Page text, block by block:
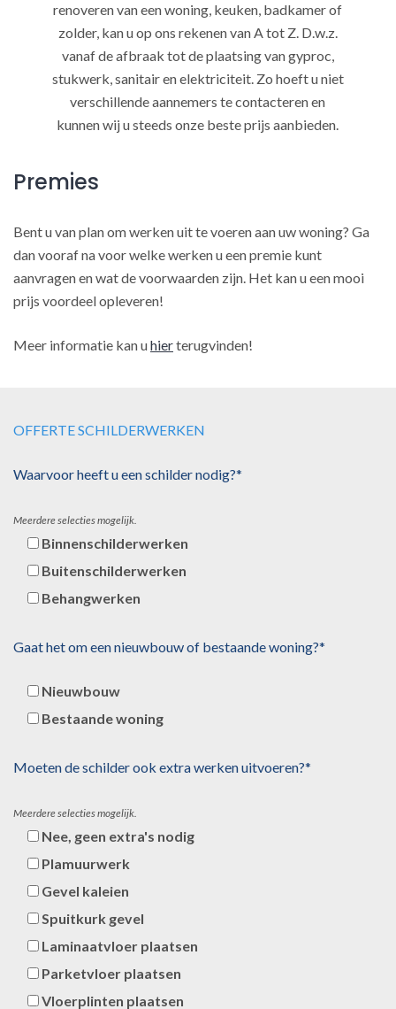
renoveren van een woning, keuken, badkamer of
zolder, kan u op ons rekenen van A tot Z. D.w.z.
vanaf de afbraak tot de plaatsing van gyproc,
stukwerk, sanitair en elektriciteit. Zo hoeft u niet
verschillende aannemers te contacteren en
kunnen wij u steeds onze beste prijs aanbieden.
Premies
Bent u van plan om werken uit te voeren aan uw woning? Ga
dan vooraf na voor welke werken u een premie kunt
aanvragen en wat de voorwaarden zijn. Het kan u een mooi
prijs voordeel opleveren!
Meer informatie kan uhierterugvinden!
OFFERTE SCHILDERWERKEN
Waarvoor heeft u een schilder nodig?*
Meerdere selecties mogelijk.
Binnenschilderwerken
Buitenschilderwerken
Behangwerken
Gaat het om een nieuwbouw of bestaande woning?*
Nieuwbouw
Bestaande woning
Moeten de schilder ook extra werken uitvoeren?*
Meerdere selecties mogelijk.
Nee, geen extra's nodig
Plamuurwerk
Gevel kaleien
Spuitkurk gevel
Laminaatvloer plaatsen
Parketvloer plaatsen
Vloerplinten plaatsen